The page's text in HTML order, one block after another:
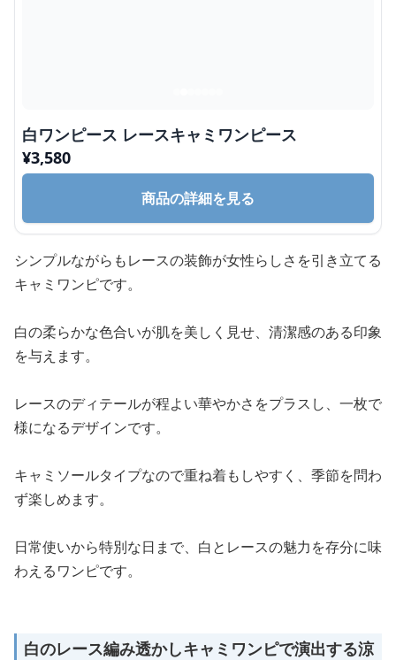
白ワンピース レースキャミワンピース
¥3,580
商品の詳細を見る
シンプルながらもレースの装飾が女性らしさを引き立てる
キャミワンピです。
白の柔らかな色合いが肌を美しく見せ、清潔感のある印象
を与えます。
レースのディテールが程よい華やかさをプラスし、一枚で
様になるデザインです。
キャミソールタイプなので重ね着もしやすく、季節を問わ
ず楽しめます。
日常使いから特別な日まで、白とレースの魅力を存分に味
わえるワンピです。
白のレース編み透かしキャミワンピで演出する涼